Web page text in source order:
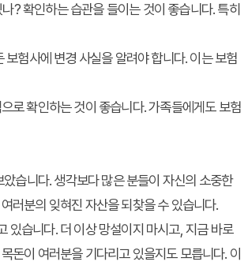
나?확인하는 습관을 들이는 것이 좋습니다. 특히
험사에 변경 사실을 알려야 합니다. 이는 보험
로 확인하는 것이 좋습니다. 가족들에게도 보험
습니다. 생각보다 많은 분들이 자신의 소중한
러분의 잊혀진 자산을 되찾을 수 있습니다.
있습니다. 더 이상 망설이지 마시고, 지금 바로
돈이 여러분을 기다리고 있을지도 모릅니다. 이